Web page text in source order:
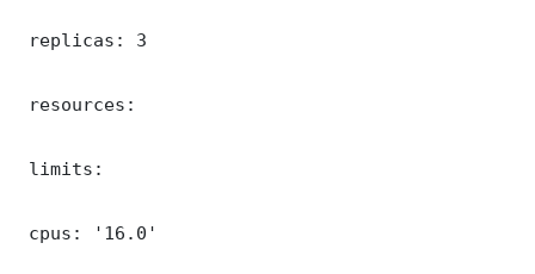
replicas: 3
resources:
limits:
cpus: '16.0'